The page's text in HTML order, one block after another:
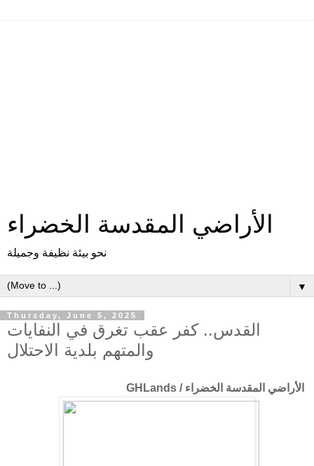
الأراضي المقدسة الخضراء
نحو بيئة نظيفة وجميلة
▼
Thursday, June 5, 2025
القدس.. كفر عقب تغرق في النفايات
والمتهم بلدية الاحتلال
الأراضي المقدسة الخضراء / GHLands